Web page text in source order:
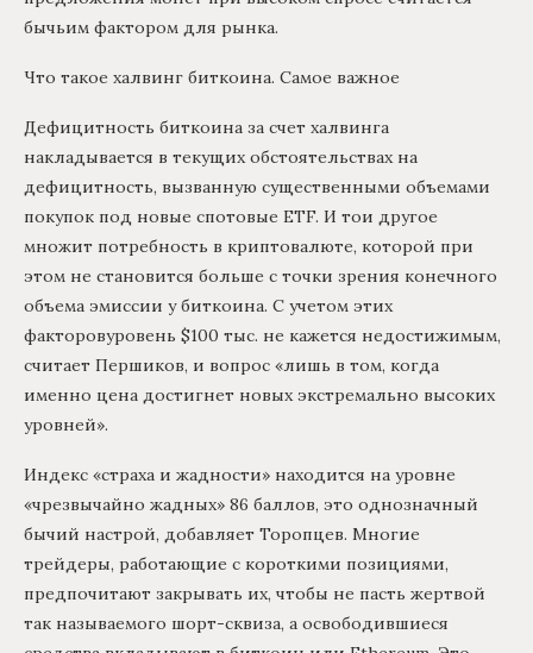
бычьим фактором для рынка.
Что такое халвинг биткоина. Самое важное
Дефицитность биткоина за счет халвинга
накладывается в текущих обстоятельствах на
дефицитность, вызванную существенными объемами
покупок под новые спотовые ETF. И тои другое
множит потребность в криптовалюте, которой при
этом не становится больше с точки зрения конечного
объема эмиссии у биткоина. С учетом этих
факторовуровень $100 тыс. не кажется недостижимым,
считает Першиков, и вопрос «лишь в том, когда
именно цена достигнет новых экстремально высоких
уровней».
Индекс «страха и жадности» находится на уровне
«чрезвычайно жадных» 86 баллов, это однозначный
бычий настрой, добавляет Торопцев. Многие
трейдеры, работающие с короткими позициями,
предпочитают закрывать их, чтобы не пасть жертвой
так называемого шорт-сквиза, а освободившиеся